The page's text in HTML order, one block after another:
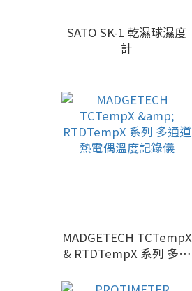
SATO SK-1 乾濕球濕度
計
MADGETECH TCTempX
& RTDTempX 系列 多通